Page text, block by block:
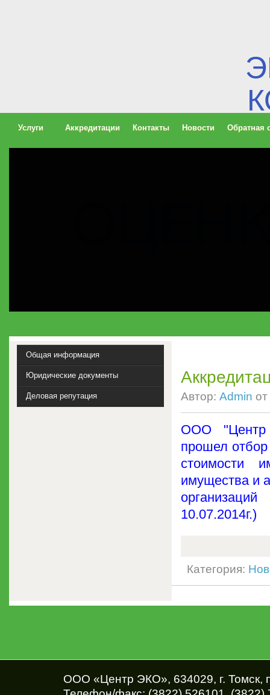
ЦЕНТР ЭКОНОМИЧЕСКИХ
КОНСУЛЬТАЦИЙ И
Услуги Аккредитации Контакты Новости Обратная
Автор: Admin от
ООО "Центр
прошел отбор
стоимости
имущества и
10.07.2014г.)
Категория:
Общая информация
Юридические документы
Деловая репутация
ООО «Центр ЭКО», 634029, г. Томск,